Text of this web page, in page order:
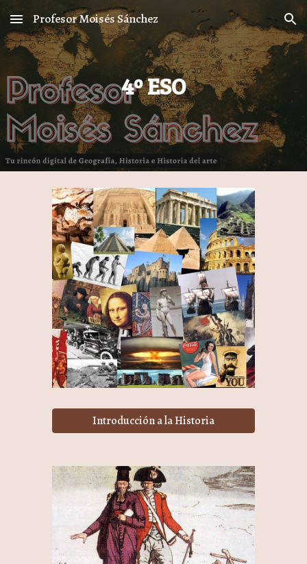
Skip to main content Skip to navigation
Profesor Moisés Sánchez
4º ESO
Introducción a la Historia